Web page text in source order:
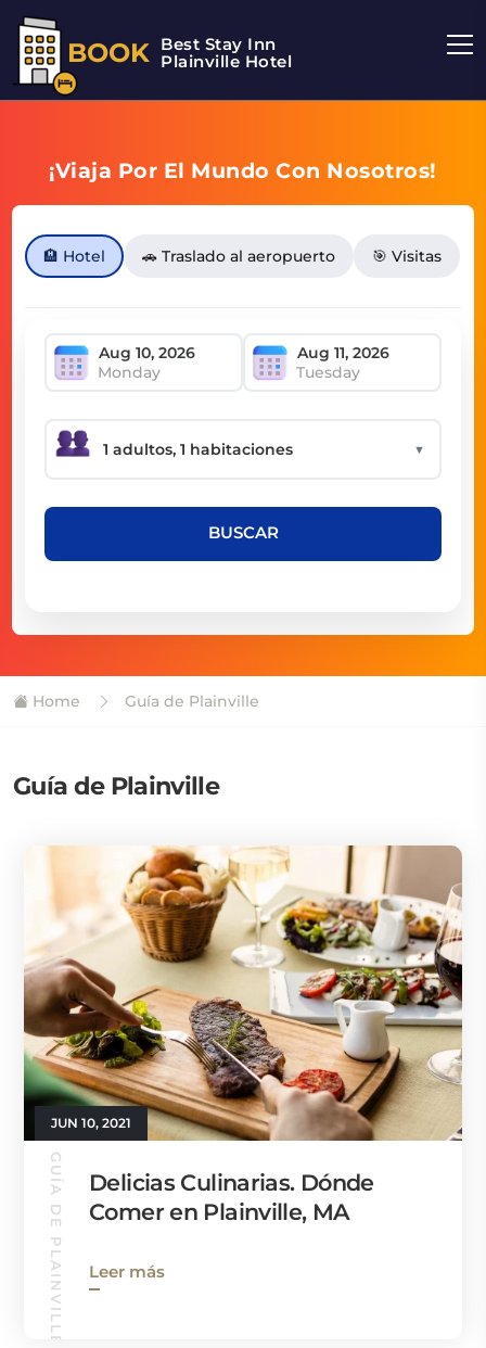
BOOK Best Stay Inn
Plainville Hotel
¡Viaja Por El Mundo Con Nosotros!
🏨 Hotel 🚗 Traslado al aeropuerto 🎯 Visitas
Monday Tuesday
▼
BUSCAR
Home Guía de Plainville
Guía de Plainville
JUN 10, 2021
GUÍA DE PLAINVILLE
Delicias Culinarias. Dónde
Comer en Plainville, MA
Leer más